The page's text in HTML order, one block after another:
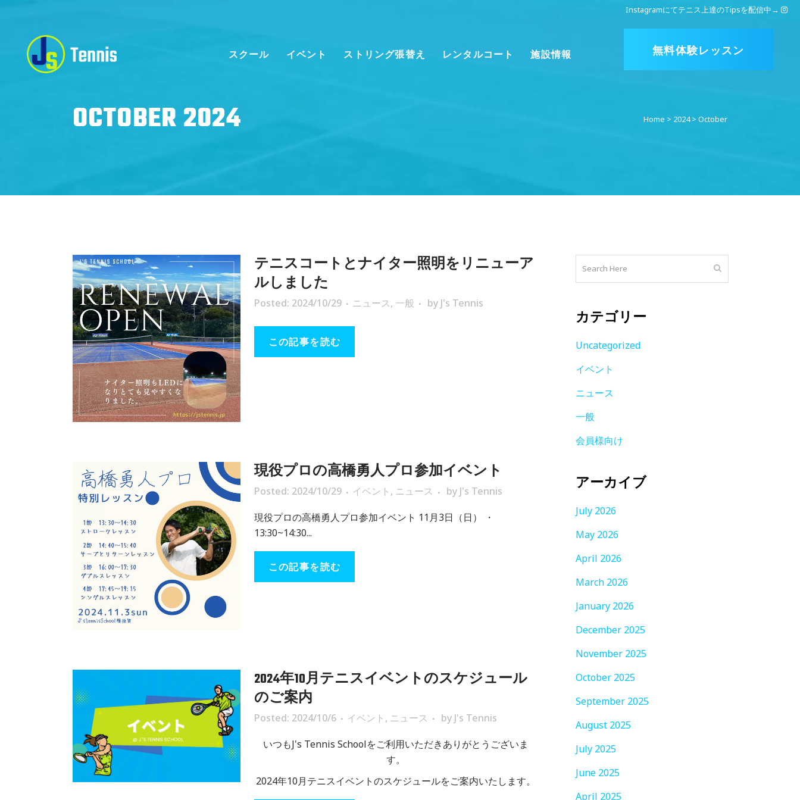
Instagramにてテニス上達のTipsを配信中→
無料体験レッスン
スクール
ス
イベント ストリング張替え レンタルコート 施設情報
OCTOBER 2024 Home > 2024> October
テニスコートとナイター照明をリニューア
ルしました
Posted: 2024/10/29 ニュース, 一般 by J's Tennis
この記事を読む
現役プロの高橋勇人プロ参加イベント
Posted: 2024/10/29 イベント , ニュース by J's Tennis
現役プロの高橋勇人プロ参加イベント 11月3日（日） ・
13:30~14:30...
この記事を読む
2024年10月テニスイベントのスケジュール
のご案内
Posted: 2024/10/6 イベント , ニュース by J's Tennis
いつもJ's Tennis Schoolをご利用いただきありがとうございま
す。
2024年10月テニスイベントのスケジュールをご案内いたします。
カテゴリー
Uncategorized
イベント
ニュース
一般
会員様向け
アーカイブ
July 2026
May 2026
April 2026
March 2026
January 2026
December 2025
November 2025
October 2025
September 2025
August 2025
July 2025
June 2025
April 2025